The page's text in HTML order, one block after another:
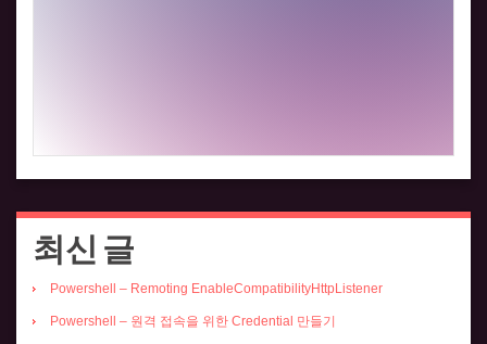
최신 글
Powershell – Remoting EnableCompatibilityHttpListener
Powershell – 원격 접속을 위한 Credential 만들기